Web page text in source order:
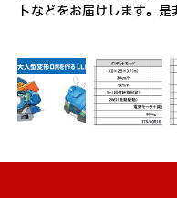
トなどをお届けします。是